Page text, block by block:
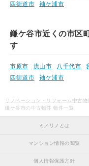
四街道市
袖ケ浦市
鎌ケ谷市近くの市区
す
市原市 流山市 八千代市
四街道市
袖ケ浦市
リノベーション・リフォーム中古
鎌ケ谷市の中古物件 物件一覧
ミノリノとは
マンション情報の閲覧
個人情報保護方針